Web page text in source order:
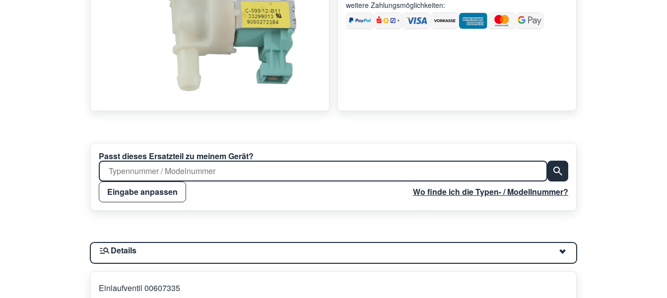
weitere Zahlungsmöglichkeiten:
Passt dieses Ersatzteil zu meinem Gerät?
Eingabe anpassen Wo finde ich die Typen- / Modellnummer?
Details
Einlaufventil 00607335